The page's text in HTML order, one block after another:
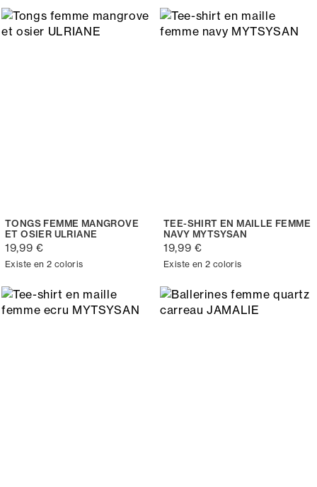
TONGS FEMME MANGROVE
ET OSIER ULRIANE
19,99 €
Existe en 2 coloris
TEE-SHIRT EN MAILLE FEMME
NAVY MYTSYSAN
19,99 €
Existe en 2 coloris